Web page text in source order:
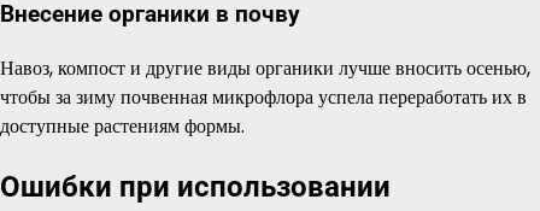
Внесение органики в почву
Навоз, компост и другие виды органики лучше вносить осенью,
чтобы за зиму почвенная микрофлора успела переработать их в
доступные растениям формы.
Ошибки при использовании